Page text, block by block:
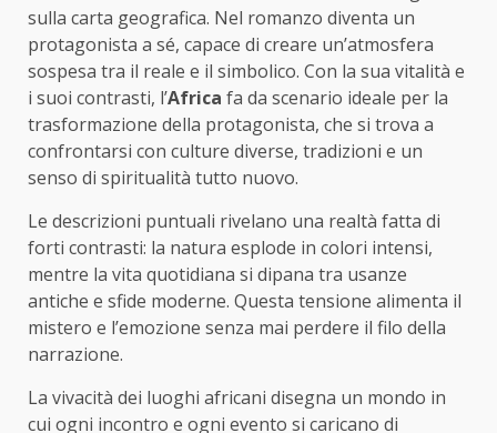
sulla carta geografica. Nel romanzo diventa un
protagonista a sé, capace di creare un’atmosfera
sospesa tra il reale e il simbolico. Con la sua vitalità e
i suoi contrasti, l’Africa fa da scenario ideale per la
trasformazione della protagonista, che si trova a
confrontarsi con culture diverse, tradizioni e un
senso di spiritualità tutto nuovo.
Le descrizioni puntuali rivelano una realtà fatta di
forti contrasti: la natura esplode in colori intensi,
mentre la vita quotidiana si dipana tra usanze
antiche e sfide moderne. Questa tensione alimenta il
mistero e l’emozione senza mai perdere il filo della
narrazione.
La vivacità dei luoghi africani disegna un mondo in
cui ogni incontro e ogni evento si caricano di